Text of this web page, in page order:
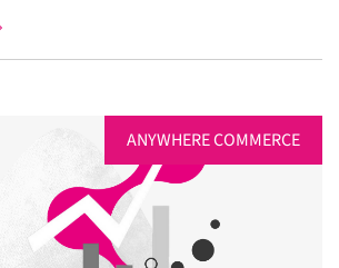
ANYWHERE COMMERCE